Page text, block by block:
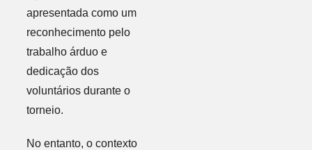
apresentada como um
reconhecimento pelo
trabalho árduo e
dedicação dos
voluntários durante o
torneio.
No entanto, o contexto